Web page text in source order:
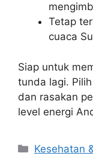
Tetap
cuaca
Siap untuk
tunda lagi.
dan rasakan
level energi
Categories
Kesehatan